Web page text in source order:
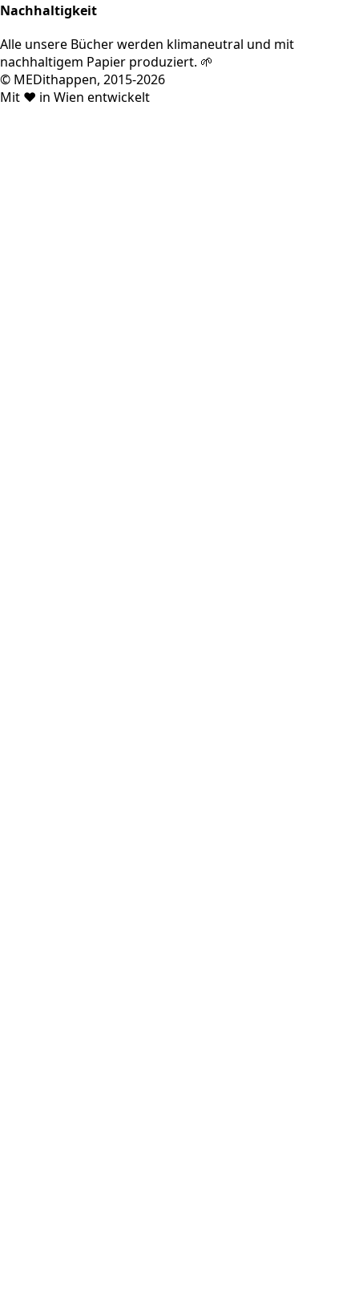
Nachhaltigkeit
Alle unsere Bücher werden klimaneutral und mit
nachhaltigem Papier produziert. 🌱
© MEDithappen, 2015-2026
Mit ❤️ in Wien entwickelt